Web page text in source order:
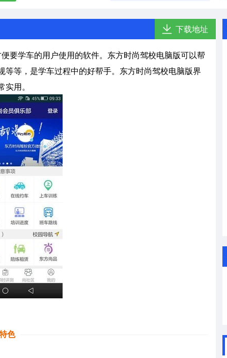
下载地址
要学车的用户使用的软件。东方时尚驾校电脑版可以帮
等等，是学车过程中的好帮手。东方时尚驾校电脑版界
用。
色